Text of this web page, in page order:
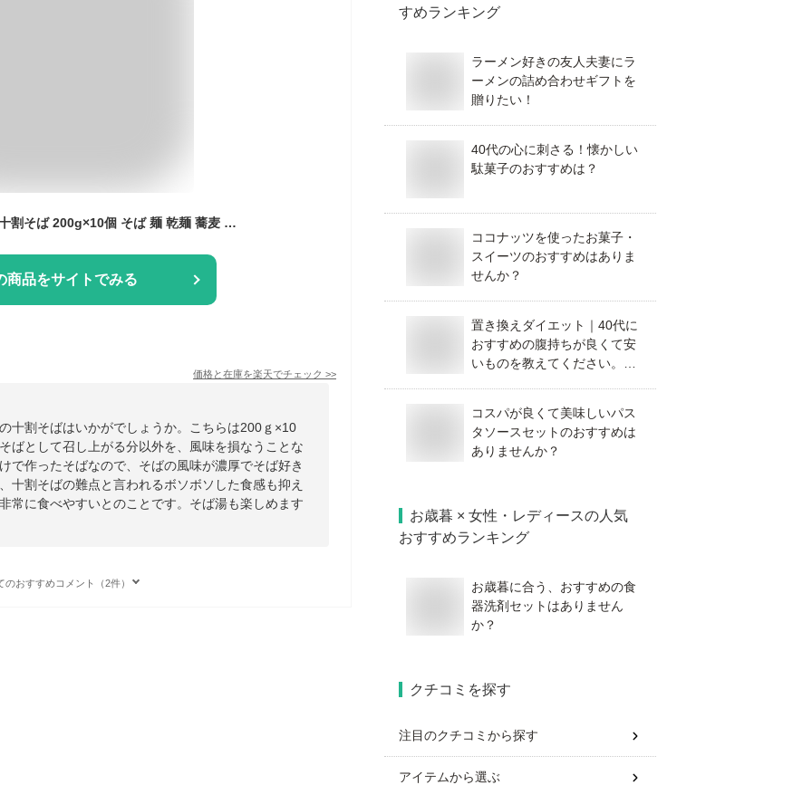
みわび おびなた 信州十割そば 200g×10個 そば 麺 乾麺 蕎麦 夜食 軽食 年越しそば 年末年始 時短 手軽 簡単 美味しい お歳暮 ギフト 十割 信州
商品をサイトでみる
価格と在庫を楽天でチェック >>
十割そばはいかがでしょうか。こちらは200ｇ×10
ばとして召し上がる分以外を、風味を損なうことな
で作ったそばなので、そばの風味が濃厚でそば好き
十割そばの難点と言われるボソボソした食感も抑え
常に食べやすいとのことです。そば湯も楽しめます
のおすすめコメント（2件）
すめランキング
ラーメン好きの友人夫妻にラ
ーメンの詰め合わせギフトを
贈りたい！
40代の心に刺さる！懐かしい
駄菓子のおすすめは？
ココナッツを使ったお菓子・
スイーツのおすすめはありま
せんか？
置き換えダイエット｜40代に
おすすめの腹持ちが良くて安
いものを教えてください。結
コスパが良くて美味しいパス
タソースセットのおすすめは
ありませんか？
お歳暮 × 女性・レディースの人気
おすすめランキング
お歳暮に合う、おすすめの食
器洗剤セットはありません
か？
クチコミを探す
注目のクチコミから探す
アイテムから選ぶ